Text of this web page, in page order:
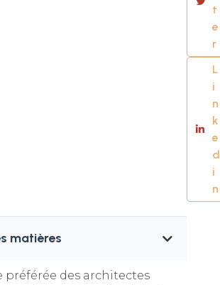
t
e
r
L
i
n
k
e
d
i
n
matières
préférée des architectes